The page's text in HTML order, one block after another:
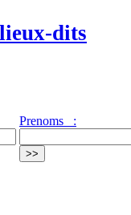
dits
Prenoms :